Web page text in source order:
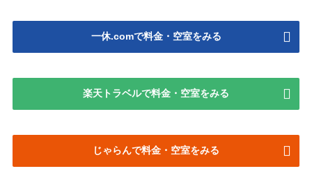
一休.comで料金・空室をみる
楽天トラベルで料金・空室をみる
じゃらんで料金・空室をみる